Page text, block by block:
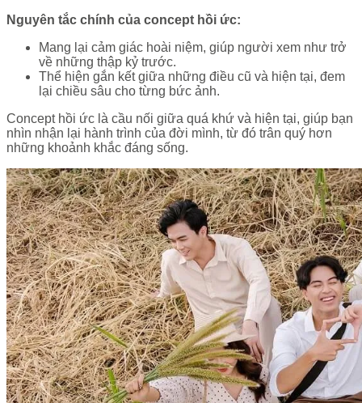
Nguyên tắc chính của concept hồi ức:
Mang lại cảm giác hoài niệm, giúp người xem như trở
về những thập kỷ trước.
Thể hiện gắn kết giữa những điều cũ và hiện tại, đem
lại chiều sâu cho từng bức ảnh.
Concept hồi ức là cầu nối giữa quá khứ và hiện tại, giúp bạn
nhìn nhận lại hành trình của đời mình, từ đó trân quý hơn
những khoảnh khắc đáng sống.